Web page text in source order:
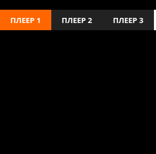
ПЛЕЕР 1 ПЛЕЕР 2 ПЛЕЕР 3